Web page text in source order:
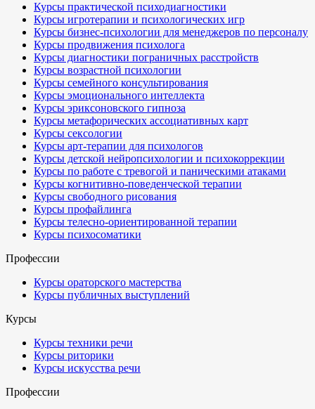
Курсы практической психодиагностики
Курсы игротерапии и психологических игр
Курсы бизнес-психологии для менеджеров по персоналу
Курсы продвижения психолога
Курсы диагностики пограничных расстройств
Курсы возрастной психологии
Курсы семейного консультирования
Курсы эмоционального интеллекта
Курсы эриксоновского гипноза
Курсы метафорических ассоциативных карт
Курсы сексологии
Курсы арт-терапии для психологов
Курсы детской нейропсихологии и психокоррекции
Курсы по работе с тревогой и паническими атаками
Курсы когнитивно-поведенческой терапии
Курсы свободного рисования
Курсы профайлинга
Курсы телесно-ориентированной терапии
Курсы психосоматики
Профессии
Курсы ораторского мастерства
Курсы публичных выступлений
Курсы
Курсы техники речи
Курсы риторики
Курсы искусства речи
Профессии